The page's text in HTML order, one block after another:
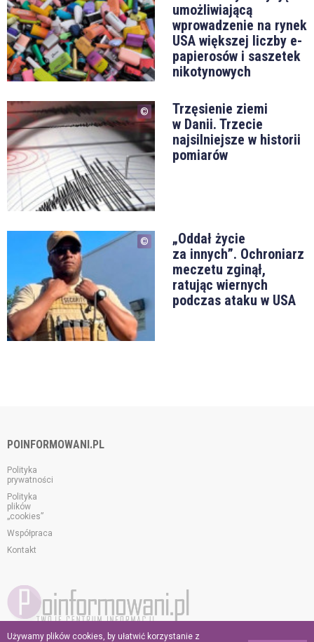
umożliwiającą
wprowadzenie na rynek
USA większej liczby e-
papierosów i saszetek
nikotynowych
Trzęsienie ziemi
w Danii. Trzecie
najsilniejsze w historii
pomiarów
„Oddał życie
za innych”. Ochroniarz
meczetu zginął,
ratując wiernych
podczas ataku w USA
POINFORMOWANI.PL
Polityka
prywatności
Polityka
plików
„cookies”
Współpraca
Kontakt
© 2026 poinformowani.pl.
Używamy plików cookies, by ułatwić korzystanie z